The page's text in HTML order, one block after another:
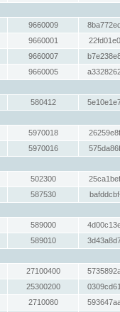
9660009
9660001
9660007
9660005
580412
5970018
5970016
502300
587530
589000
589010
27100400
25300200
2710080